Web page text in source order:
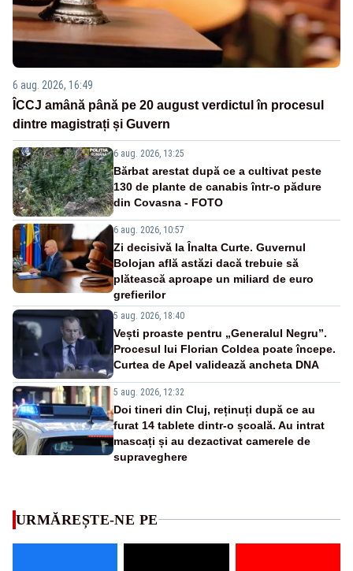
6 aug. 2026, 16:49
ÎCCJ amână până pe 20 august verdictul în procesul
dintre magistrați și Guvern
6 aug. 2026, 13:25
Bărbat arestat după ce a cultivat peste
130 de plante de canabis într-o pădure
din Covasna - FOTO
6 aug. 2026, 10:57
Zi decisivă la Înalta Curte. Guvernul
Bolojan află astăzi dacă trebuie să
plătească aproape un miliard de euro
grefierilor
5 aug. 2026, 18:40
Vești proaste pentru „Generalul Negru”.
Procesul lui Florian Coldea poate începe.
Curtea de Apel validează ancheta DNA
5 aug. 2026, 12:32
Doi tineri din Cluj, reținuți după ce au
furat 14 tablete dintr-o școală. Au intrat
mascați și au dezactivat camerele de
supraveghere
URMĂREȘTE-NE PE